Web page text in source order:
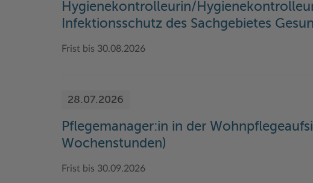
Hygienekontrolleurin/
Infektionsschutz des Sachgebietes
Frist bis 30.08.2026
28.07.2026
Pflegemanager:in in der
Wochenstunden)
Frist bis 30.09.2026